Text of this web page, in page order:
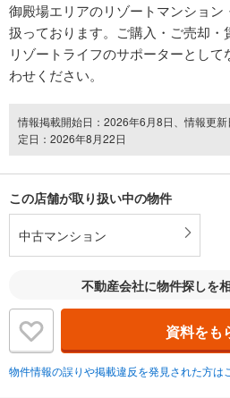
御殿場エリアのリゾートマンション
扱っております。ご購入・ご売却
リゾートライフのサポーターとし
わせください。
情報掲載開始日：2026年6月8日、情報更
定日：2026年8月22日
この店舗が取り扱い中の物件
中古マンション
不動産会社に物件探しを
資料をも
物件情報の誤りや掲載違反を発見された方は